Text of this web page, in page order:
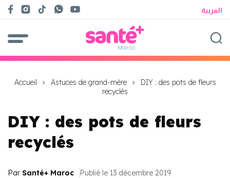
العربية
Accueil Astuces de grand-mère
DIY : des pots de fleurs
recyclés
DIY : des pots de fleurs
recyclés
Par Santé+ Maroc Publié le 13 décembre 2019